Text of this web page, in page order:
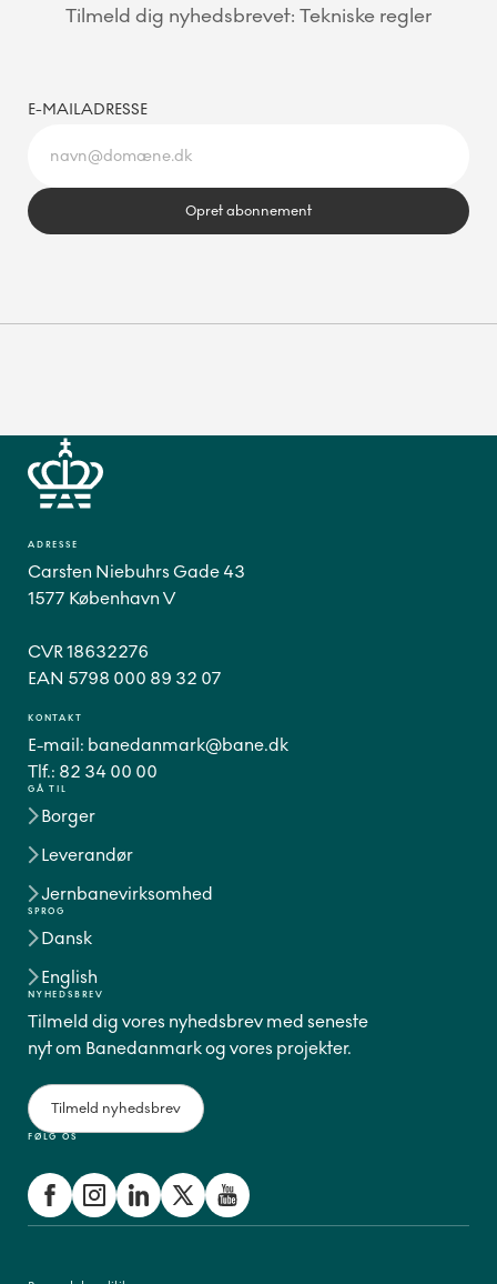
Tilmeld dig nyhedsbrevet: Tekniske regler
E-MAILADRESSE
Opret abonnement
GÅ TIL
Borger
Leverandør
Jernbanevirksomhed
SPROG
Dansk
English
FØLG OS
ADRESSE
Carsten Niebuhrs Gade 43
1577 København V
CVR 18632276
EAN 5798 000 89 32 07
KONTAKT
E-mail: banedanmark@bane.dk
Tlf.: 82 34 00 00
NYHEDSBREV
Tilmeld dig vores nyhedsbrev med seneste
nyt om Banedanmark og vores projekter.
Tilmeld nyhedsbrev